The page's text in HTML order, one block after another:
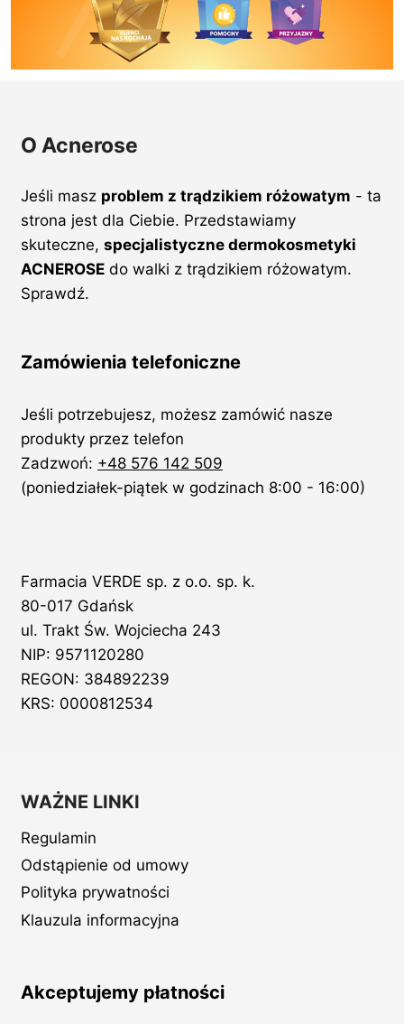
O Acnerose
Jeśli masz problem z trądzikiem różowatym - ta
strona jest dla Ciebie. Przedstawiamy
skuteczne,specjalistyczne dermokosmetyki
ACNEROSE do walki z trądzikiem różowatym.
Sprawdź.
Zamówienia telefoniczne
Jeśli potrzebujesz, możesz zamówić nasze
produkty przez telefon
Zadzwoń: +48 576 142 509
(poniedziałek-piątek w godzinach 8:00 - 16:00)
Farmacia VERDE sp. z o.o. sp. k.
80-017 Gdańsk
ul. Trakt Św. Wojciecha 243
NIP: 9571120280
REGON: 384892239
KRS: 0000812534
WAŻNE LINKI
Regulamin
Odstąpienie od umowy
Polityka prywatności
Klauzula informacyjna
Akceptujemy płatności